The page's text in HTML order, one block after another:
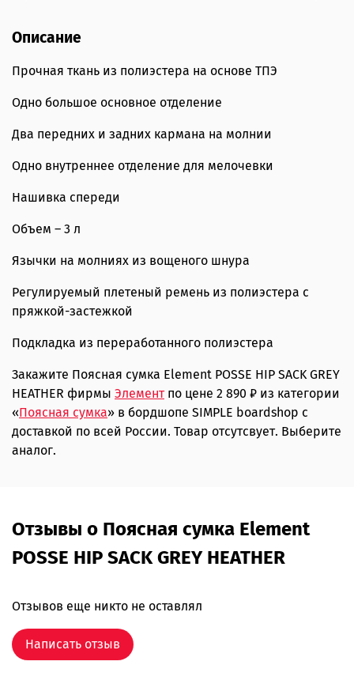
Описание
Прочная ткань из полиэстера на основе ТПЭ
Одно большое основное отделение
Два передних и задних кармана на молнии
Одно внутреннее отделение для мелочевки
Нашивка спереди
Объем – 3 л
Язычки на молниях из вощеного шнура
Регулируемый плетеный ремень из полиэстера с
пряжкой-застежкой
Подкладка из переработанного полиэстера
Закажите Поясная сумка Element POSSE HIP SACK GREY
HEATHER фирмы Элементпо цене 2 890 ₽ из категории
«Поясная сумка» в бордшопе SIMPLE boardshop с
доставкой по всей России. Товар отсутсвует. Выберите
аналог.
Отзывы о Поясная сумка Element
POSSE HIP SACK GREY HEATHER
Отзывов еще никто не оставлял
Написать отзыв